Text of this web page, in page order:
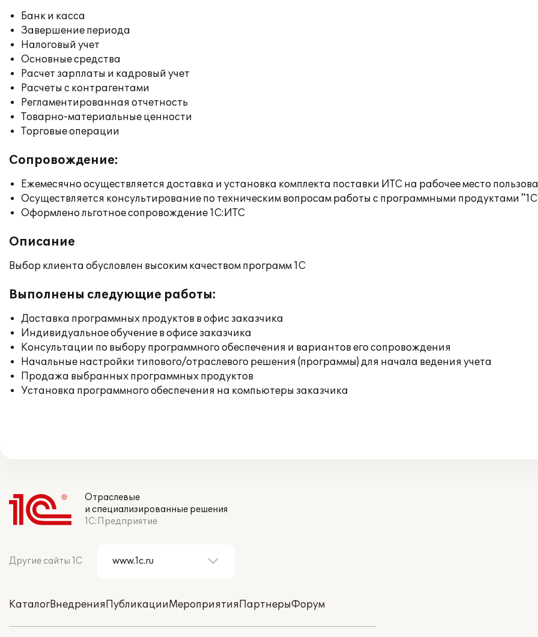
Банк и касса
Завершение периода
Налоговый учет
Основные средства
Расчет зарплаты и кадровый учет
Расчеты с контрагентами
Регламентированная отчетность
Товарно-материальные ценности
Торговые операции
Сопровождение:
Ежемесячно осуществляется доставка и установка комплекта поставки ИТС на рабочее место
Осуществляется консультирование по техническим вопросам работы с программными продуктами
Оформлено льготное сопровождение 1С:ИТС
Описание
Выбор клиента обусловлен высоким качеством программ 1С
Выполнены следующие работы:
Доставка программных продуктов в офис заказчика
Индивидуальное обучение в офисе заказчика
Консультации по выбору программного обеспечения и вариантов его сопровождения
Начальные настройки типового/отраслевого решения (программы) для начала ведения учета
Продажа выбранных программных продуктов
Установка программного обеспечения на компьютеры заказчика
Отраслевые
и специализированные решения
1С:Предприятие
Другие сайты 1С
КаталогВнедренияПубликацииМероприятияПартнерыФорум